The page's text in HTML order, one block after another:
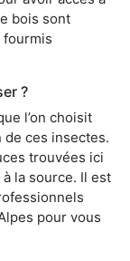
bois sont
fourmis
?
l’on choisit
de ces insectes.
trouvées ici
la source. Il est
pour vous